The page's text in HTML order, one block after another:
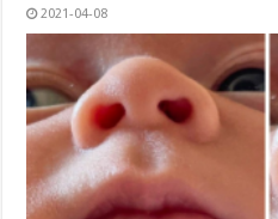
2021-04-08